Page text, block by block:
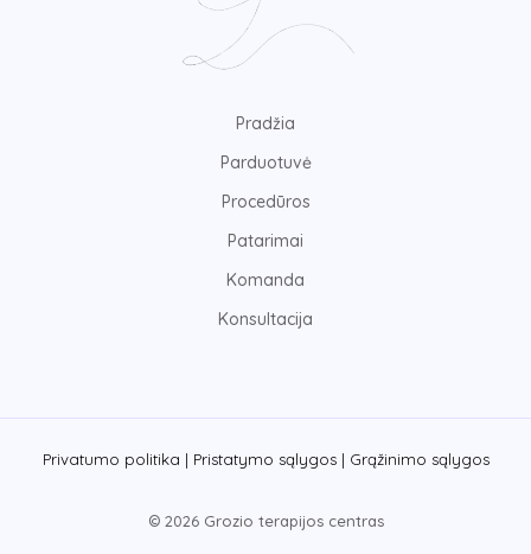
Pradžia
Parduotuvė
Procedūros
Patarimai
Komanda
Konsultacija
Privatumo politika | Pristatymo sąlygos | Grąžinimo sąlygos
© 2026 Grozio terapijos centras